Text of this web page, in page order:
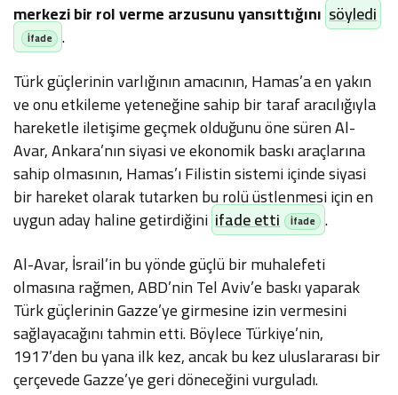
merkezi bir rol verme arzusunu yansıttığını söyledi
.
Türk güçlerinin varlığının amacının, Hamas’a en yakın
ve onu etkileme yeteneğine sahip bir taraf aracılığıyla
hareketle iletişime geçmek olduğunu öne süren Al-
Avar, Ankara’nın siyasi ve ekonomik baskı araçlarına
sahip olmasının, Hamas’ı Filistin sistemi içinde siyasi
bir hareket olarak tutarken bu rolü üstlenmesi için en
uygun aday haline getirdiğini ifade etti
.
Al-Avar, İsrail’in bu yönde güçlü bir muhalefeti
olmasına rağmen, ABD’nin Tel Aviv’e baskı yaparak
Türk güçlerinin Gazze’ye girmesine izin vermesini
sağlayacağını tahmin etti. Böylece Türkiye’nin,
1917’den bu yana ilk kez, ancak bu kez uluslararası bir
çerçevede Gazze’ye geri döneceğini vurguladı.